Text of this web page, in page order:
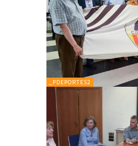
_PDEPORTES2